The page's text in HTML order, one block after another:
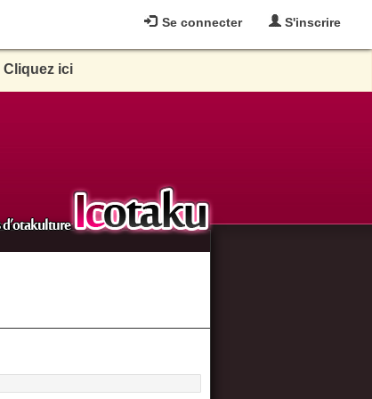
Se connecter S'inscrire
Cliquez ici